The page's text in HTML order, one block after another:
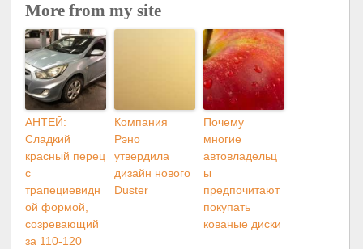
More from my site
АНТЕЙ:
Сладкий
красный перец
с
трапециевидн
ой формой,
созревающий
за 110-120
Компания
Рэно
утвердила
дизайн нового
Duster
Почему
многие
автовладельц
ы
предпочитают
покупать
кованые диски